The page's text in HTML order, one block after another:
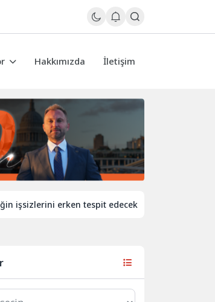
Hakkımızda İletişim
erken tespit edecek İngiltere’de